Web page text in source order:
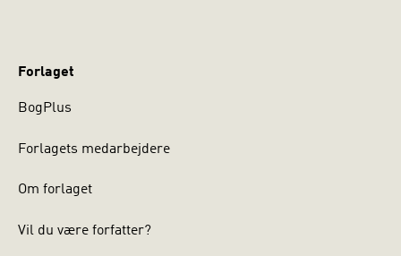
Forlaget
BogPlus
Forlagets medarbejdere
Om forlaget
Vil du være forfatter?